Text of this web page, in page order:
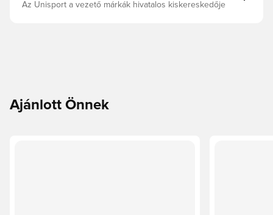
Az Unisport a vezető márkák hivatalos kiskereskedője
Ajánlott Önnek